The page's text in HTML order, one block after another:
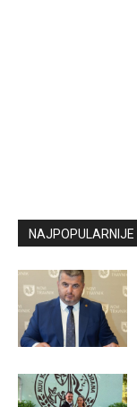
NAJPOPULARNIJE